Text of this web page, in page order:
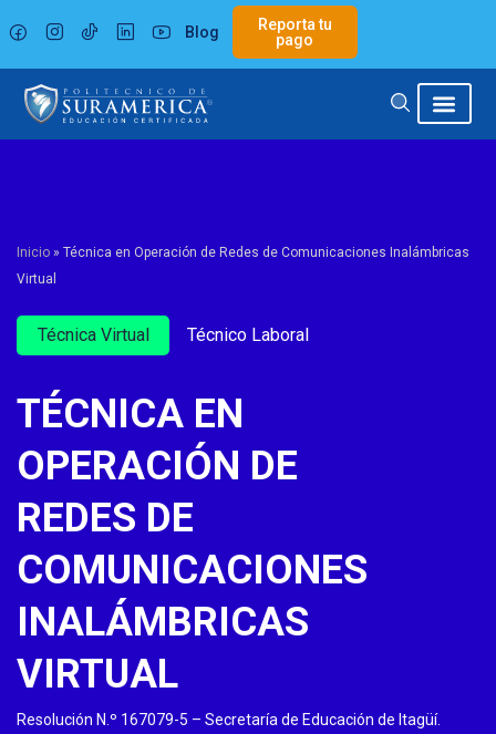
al
contenido
Blog
Reporta tu
pago
Inicio » Técnica en Operación de Redes de Comunicaciones Inalámbricas
Virtual
Técnica Virtual Técnico Laboral
TÉCNICA EN
OPERACIÓN DE
REDES DE
COMUNICACIONES
INALÁMBRICAS
VIRTUAL
Resolución N.º 167079-5 – Secretaría de Educación de Itagüí.